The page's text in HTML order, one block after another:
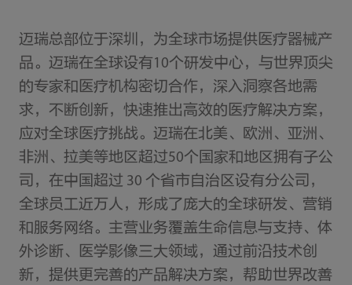
迈瑞总部位于深圳，为全球市场提供医疗器械产
品。迈瑞在全球设有10个研发中心，与世界顶尖
的专家和医疗机构密切合作，深入洞察各地需
求，不断创新，快速推出高效的医疗解决方案，
应对全球医疗挑战。迈瑞在北美、欧洲、亚洲、
非洲、拉美等地区超过50个国家和地区拥有子公
司，在中国超过 30 个省市自治区设有分公司，
全球员工近万人，形成了庞大的全球研发、营销
和服务网络。主营业务覆盖生命信息与支持、体
外诊断、医学影像三大领域，通过前沿技术创
新，提供更完善的产品解决方案，帮助世界改善